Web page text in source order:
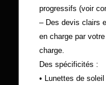
progressifs (voir
– Des devis clairs
en charge par
charge.
Des spécificités :
• Lunettes de